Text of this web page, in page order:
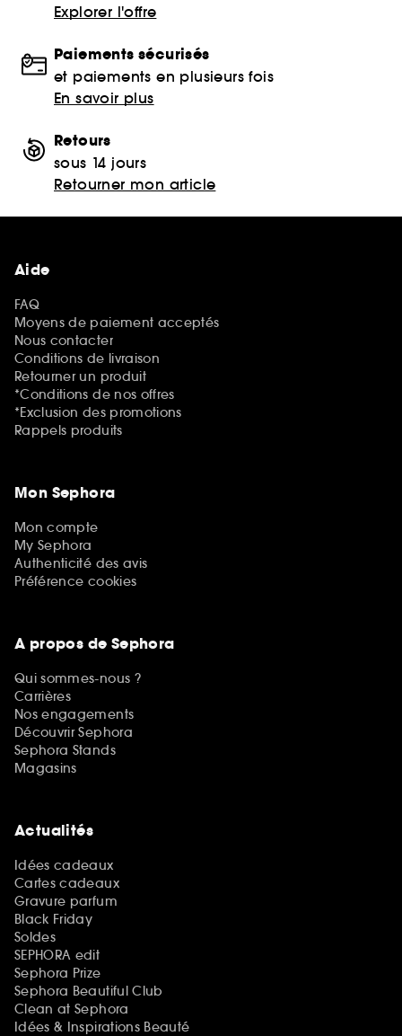
Explorer l'offre
Paiements sécurisés
et paiements en plusieurs fois
En savoir plus
Retours
sous 14 jours
Retourner mon article
Aide
FAQ
Moyens de paiement acceptés
Nous contacter
Conditions de livraison
Retourner un produit
*Conditions de nos offres
*Exclusion des promotions
Rappels produits
Mon Sephora
Mon compte
My Sephora
Authenticité des avis
Préférence cookies
A propos de Sephora
Qui sommes-nous ?
Carrières
Nos engagements
Découvrir Sephora
Sephora Stands
Magasins
Actualités
Idées cadeaux
Cartes cadeaux
Gravure parfum
Black Friday
Soldes
SEPHORA edit
Sephora Prize
Sephora Beautiful Club
Clean at Sephora
Idées & Inspirations Beauté